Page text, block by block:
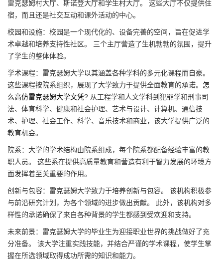
雷克瑟姆村大厅、斯诺登大厅和学生村大厅。 这些大厅不仅提供住
宿，而且还是社交互动和课外活动的中心。
校园和设施：校园是一个现代化的、设备完善的空间，旨在促进学
术卓越和培养支持性社区。 三个主厅营造了生机勃勃的氛围，提升
了学生的整体体验。
学术课程：雷克瑟姆大学以其涵盖各种学科的多元化课程而自豪。
这些课程按院系组织，展现了大学致力于提供全面教育的承诺。 怎
么高仿雷克瑟姆大学文凭? 从工程学和人文学科到犯罪学和刑事司
法、体育科学、健康和社会护理、艺术与设计、计算机、通信技
术、护理、社会工作、科学、音乐技术和商业，该大学提供广泛的
教育机会。
院系：大学的学术结构由院系组成，每个院系都配备经验丰富的教
职人员。 这些系在提供高质量教育和营造有利于智力发展的环境方
面发挥着至关重要的作用。
创新与包容：雷克瑟姆大学致力于培养创新与包容。 该机构积极参
与前沿研究计划，为各个领域的进步做出贡献。 此外，该机构对多
样性的承诺确保了来自各种背景的学生都感到受欢迎和支持。
未来前景：雷克瑟姆大学的毕业生为迎接职业世界的挑战做好了充
分准备。 该大学注重实践技能，并结合严谨的学术课程，使学生掌
握在所选领域取得成功所需的知识和能力。